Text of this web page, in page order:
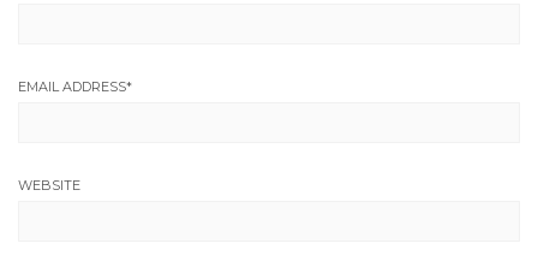
EMAIL ADDRESS*
WEBSITE